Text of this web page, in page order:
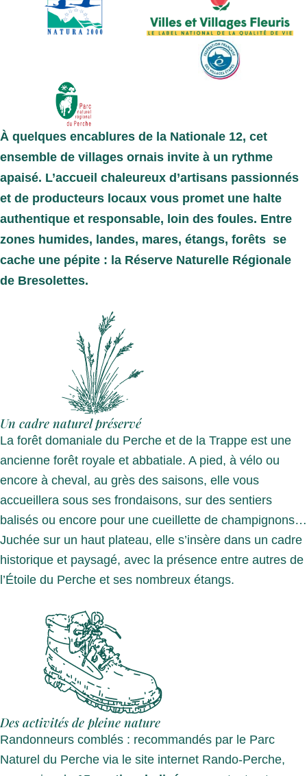
À quelques encablures de la Nationale 12, cet
ensemble de villages ornais invite à un rythme
apaisé. L’accueil chaleureux d’artisans passionnés
et de producteurs locaux vous promet une halte
authentique et responsable, loin des foules. Entre
zones humides, landes, mares, étangs, forêts se
cache une pépite : la Réserve Naturelle Régionale
de Bresolettes.
Un cadre naturel préservé
La forêt domaniale du Perche et de la Trappe est une
ancienne forêt royale et abbatiale. A pied, à vélo ou
encore à cheval, au grès des saisons, elle vous
accueillera sous ses frondaisons, sur des sentiers
balisés ou encore pour une cueillette de champignons…
Juchée sur un haut plateau, elle s’insère dans un cadre
historique et paysagé, avec la présence entre autres de
l’Étoile du Perche et ses nombreux étangs.
Des activités de pleine nature
Randonneurs comblés : recommandés par le Parc
Naturel du Perche via le site internet Rando-Perche,